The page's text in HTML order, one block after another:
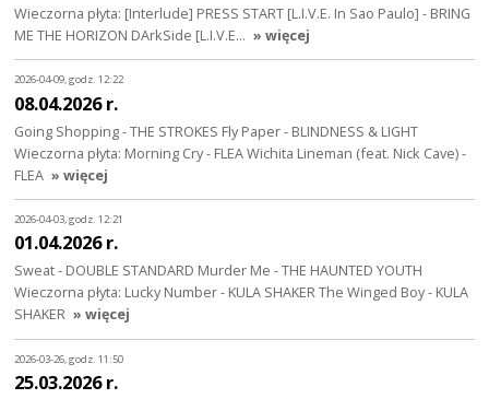
Wieczorna płyta: [Interlude] PRESS START [L.I.V.E. In Sao Paulo] - BRING
ME THE HORIZON DArkSide [L.I.V.E… » więcej
2026-04-09, godz. 12:22
08.04.2026 r.
Going Shopping - THE STROKES Fly Paper - BLINDNESS & LIGHT
Wieczorna płyta: Morning Cry - FLEA Wichita Lineman (feat. Nick Cave) -
FLEA » więcej
2026-04-03, godz. 12:21
01.04.2026 r.
Sweat - DOUBLE STANDARD Murder Me - THE HAUNTED YOUTH
Wieczorna płyta: Lucky Number - KULA SHAKER The Winged Boy - KULA
SHAKER » więcej
2026-03-26, godz. 11:50
25.03.2026 r.